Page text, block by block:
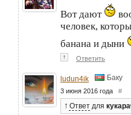
Вот дают
человек,
банана и дыни
↑ Ответить
ludun4ik Баку
3 июня 2016 года #
↑ Ответ для